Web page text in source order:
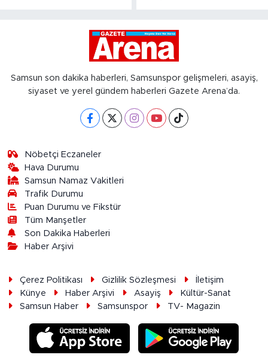
Samsun son dakika haberleri, Samsunspor gelişmeleri, asayiş,
siyaset ve yerel gündem haberleri Gazete Arena’da.
Nöbetçi Eczaneler
Hava Durumu
Samsun Namaz Vakitleri
Trafik Durumu
Puan Durumu ve Fikstür
Tüm Manşetler
Son Dakika Haberleri
Haber Arşivi
Çerez Politikası Gizlilik Sözleşmesi
İletişim
Künye
Haber Arşivi Asayiş
Kültür-Sanat
Samsun Haber
Samsunspor TV- Magazin